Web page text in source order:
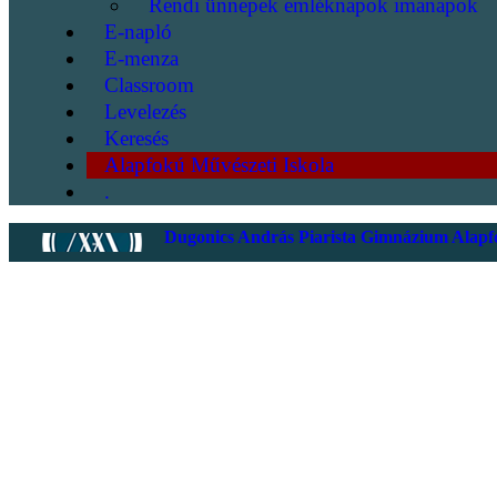
Rendi ünnepek emléknapok imanapok
E-napló
E-menza
Classroom
Levelezés
Keresés
Alapfokú Művészeti Iskola
.
Dugonics András Piarista Gimnázium